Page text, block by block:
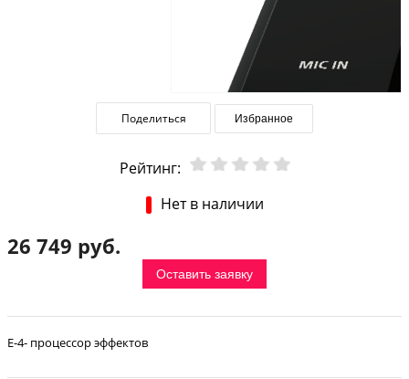
Поделиться Избранное
Рейтинг:
Нет в наличии
26 749 руб.
Оставить заявку
E-4- процессор эффектов